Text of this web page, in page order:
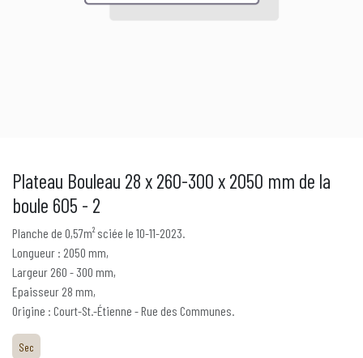
Plateau Bouleau 28 x 260-300 x 2050 mm de la
boule 605 - 2
Planche de 0,57m² sciée le 10-11-2023.
Longueur : 2050 mm,
Largeur 260 - 300 mm,
Epaisseur 28 mm,
Origine : Court-St.-Étienne - Rue des Communes.
Sec